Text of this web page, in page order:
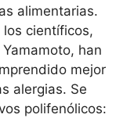
alimentarias.
científicos,
han
mejor
alergias. Se
polifenólicos: